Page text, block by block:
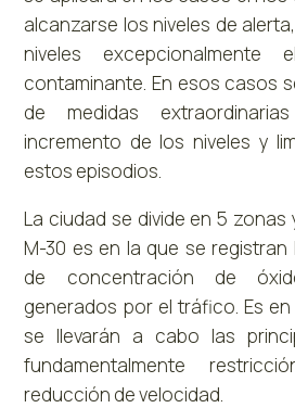
alcanzarse los niveles de
niveles excepcionalmente
contaminante. En esos casos
de medidas
incremento de los niveles y
estos episodios.
La ciudad se divide en 5 zonas
M-30 es en la que se registran
de concentración de
generados por el tráfico. Es
se llevarán a cabo las
fundamentalmente
reducción de velocidad.